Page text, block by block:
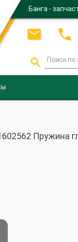
Банга -
 

Пружина